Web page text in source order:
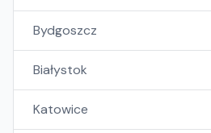
Bydgoszcz
Białystok
Katowice